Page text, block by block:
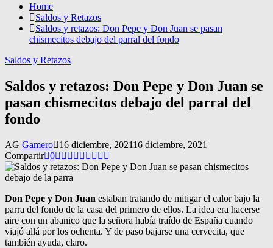
Home
Saldos y Retazos
Saldos y retazos: Don Pepe y Don Juan se pasan
chismecitos debajo del parral del fondo
Saldos y Retazos
Saldos y retazos: Don Pepe y Don Juan se
pasan chismecitos debajo del parral del
fondo
AG Gamero 16 diciembre, 202116 diciembre, 2021
Compartir 0
Don Pepe y Don Juan estaban tratando de mitigar el calor bajo la
parra del fondo de la casa del primero de ellos. La idea era hacerse
aire con un abanico que la señora había traído de España cuando
viajó allá por los ochenta. Y de paso bajarse una cervecita, que
también ayuda, claro.